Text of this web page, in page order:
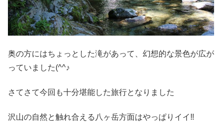
奥の方にはちょっとした滝があって、幻想的な景色が広が
っていました(^^♪
さてさて今回も十分堪能した旅行となりました
沢山の自然と触れ合える八ヶ岳方面はやっぱりイイ‼